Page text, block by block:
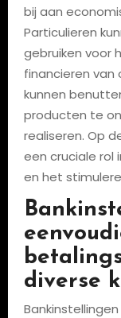
bij aan
Particulieren
gebruiken voor
financieren van
kunnen
producten te
realiseren. Op
een cruciale rol
en het
diverse